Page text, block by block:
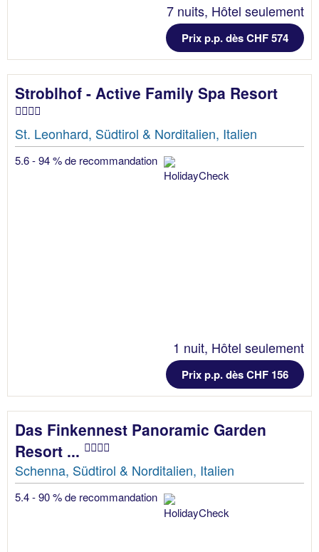
7 nuits, Hôtel seulement
Prix p.p. dès CHF 574
Stroblhof - Active Family Spa Resort
St. Leonhard, Südtirol & Norditalien, Italien
5.6 - 94 % de recommandation
1 nuit, Hôtel seulement
Prix p.p. dès CHF 156
Das Finkennest Panoramic Garden
Resort ...
Schenna, Südtirol & Norditalien, Italien
5.4 - 90 % de recommandation